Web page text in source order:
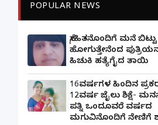
POPULAR NEWS
ಸ್ನೇಹಿತನೊಂದಿಗೆ ಮನೆ ಬಿಟ್ಟು
ಹೋಗುತ್ತೇನೆಂದ
ಹಿಚುಕಿ ಹತ್ಯೆಗೈದ ತಾಯಿ
16ವರ್ಷಗಳ ಹಿಂದಿನ
12ವರ್ಷ ಜೈಲು ಶಿಕ್ಷೆ-
ಪತ್ನಿ ಒಂದೂವರೆ ವರ್ಷದ
ಮಗುವಿನೊಂದಿಗೆ ನೇಣಿಗೆ